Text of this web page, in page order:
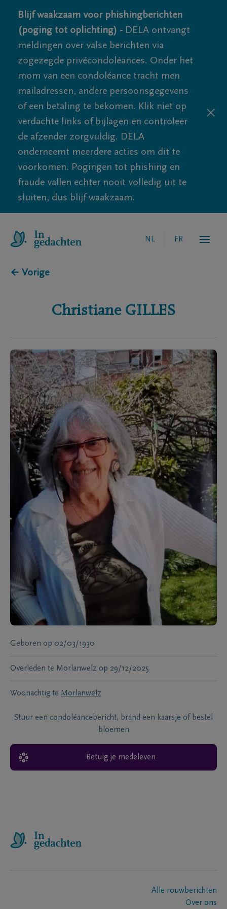
Blijf waakzaam voor phishingberichten
(poging tot oplichting) - DELA ontvangt
meldingen over valse berichten via
zogezegde privécondoléances. Onder het
mom van een condoléance tracht men
mailadressen, andere persoonsgegevens
of een betaling te bekomen. Klik niet op
verdachte links of bijlagen en controleer
de afzender zorgvuldig. DELA
onderneemt meerdere acties om dit te
voorkomen. Pogingen tot phishing en
fraude vallen echter nooit volledig uit te
sluiten, dus blijf waakzaam.
NL FR
← Vorige
Christiane GILLES
Geboren op 02/03/1930
Overleden te Morlanwelz op 29/12/2025
Woonachtig te Morlanwelz
Stuur een condoléancebericht, brand een kaarsje of bestel
bloemen
Betuig je medeleven
Alle rouwberichten
Over ons